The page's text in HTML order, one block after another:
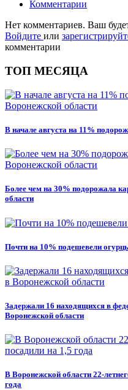
Комментарии
Нет комментариев. Ваш
Войдите или
комментарии
ТОП МЕСЯЦА
В начале августа на 11%
Более чем на 30% подорожала
области
Почти на 10% подешевели
Задержали 16 находящихся в
Воронежской области
В Воронежской области 22-
года